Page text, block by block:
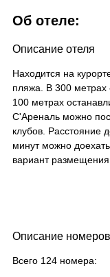
Об отеле:
Описание отеля
Находится на
пляжа. В 300 метрах
100 метрах
С'Ареналь можно
клубов. Расстояние
минут можно
вариант размещения.
Описание номеров
Всего 124 номера: